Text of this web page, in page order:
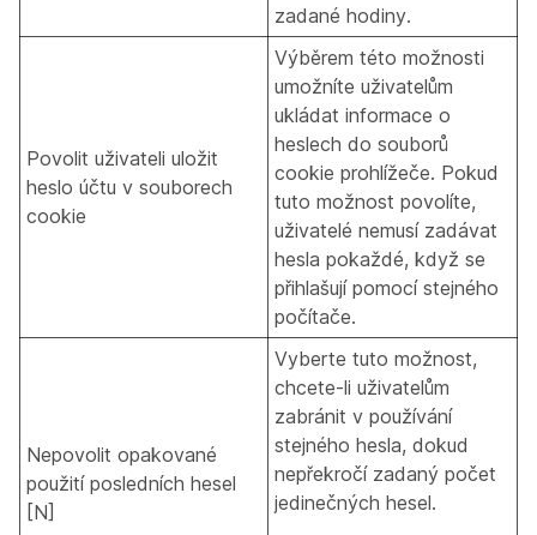
zadané hodiny.
Povolit uživateli uložit
heslo účtu v souborech
cookie
Výběrem této možnosti
umožníte uživatelům
ukládat informace o
heslech do souborů
cookie prohlížeče. Pokud
tuto možnost povolíte,
uživatelé nemusí zadávat
hesla pokaždé, když se
přihlašují pomocí stejného
počítače.
Nepovolit opakované
použití posledních hesel
[N]
Vyberte tuto možnost,
chcete-li uživatelům
zabránit v používání
stejného hesla, dokud
nepřekročí zadaný počet
jedinečných hesel.